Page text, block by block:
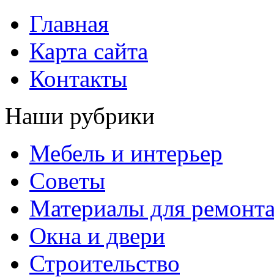
Главная
Карта сайта
Контакты
Наши рубрики
Мебель и интерьер
Советы
Материалы для
Окна и двери
Строительство